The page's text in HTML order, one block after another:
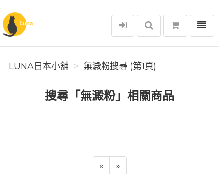
Luna日本小舖
選單
LUNA日本小舖 無澱粉搜尋 (第1頁)
搜尋「無澱粉」相關商品
« »